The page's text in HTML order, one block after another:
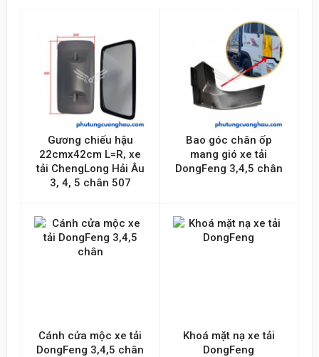
Emai hoặc Số điện thoại
Gương chiếu hậu
22cmx42cm L=R, xe
tải ChengLong Hải Âu
3, 4, 5 chân 507
Bao góc chân ốp
mang gió xe tải
DongFeng 3,4,5 chân
Cánh cửa mộc xe tải
DongFeng 3,4,5 chân
Khoá mặt nạ xe tải
DongFeng